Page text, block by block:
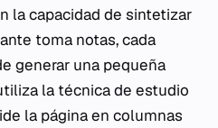
la capacidad de sintetizar
toma notas, cada
generar una pequeña
la técnica de estudio
la página en columnas